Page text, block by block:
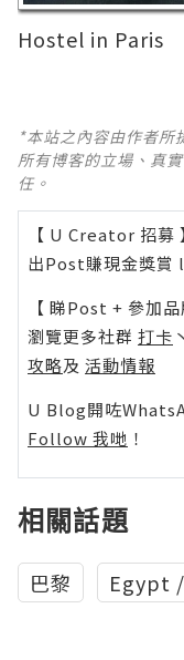
Hostel in Paris
*本站之內容由作者所
所有博客的立場、真
任。
【 U Creator 招募
出Post賺現金獎賞 l
【 睇Post + 參加品
瀏覽更多社群 打卡 丶
攻略及 活動情報
U Blog開咗
Follow 我哋 ！
相關話題
巴黎 Egypt